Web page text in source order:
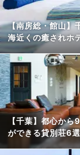
【南房総・館山】
海近くの癒されホ
【千葉】都心か
ができる貸別荘6選